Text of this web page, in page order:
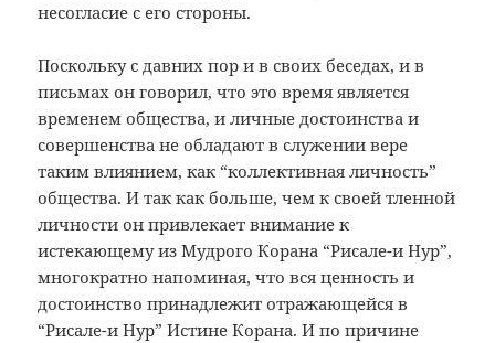
несогласие с его стороны.
Поскольку с давних пор и в своих беседах, и в
письмах он говорил, что это время является
временем общества, и личные достоинства и
совершенства не обладают в служении вере
таким влиянием, как “коллективная личность”
общества. И так как больше, чем к своей тленной
личности он привлекает внимание к
истекающему из Мудрого Корана “Рисале-и Нур”,
многократно напоминая, что вся ценность и
достоинство принадлежит отражающейся в
“Рисале-и Нур” Истине Корана. И по причине